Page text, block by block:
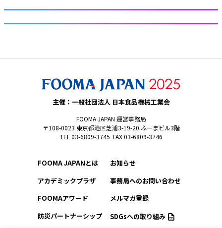
主催：一般社団法人 日本食品機械工業会
FOOMA JAPAN 運営事務局
〒108-0023 東京都港区芝浦3-19-20 ふーまビル3階
TEL 03-6809-3745 FAX 03-6809-3746
FOOMA JAPANとは
アカデミックプラザ
FOOMAアワード
防災パートナーシップ
お知らせ
事務局へのお問い合わせ
メルマガ登録
SDGsへの取り組み